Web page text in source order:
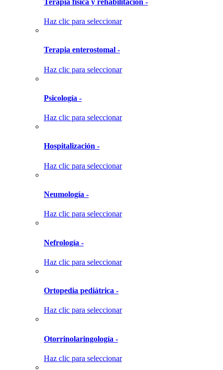
Haz clic para seleccionar
Terapia enterostomal -
Haz clic para seleccionar
Psicología -
Haz clic para seleccionar
Hospitalización -
Haz clic para seleccionar
Neumología -
Haz clic para seleccionar
Nefrología -
Haz clic para seleccionar
Ortopedia pediátrica -
Haz clic para seleccionar
Otorrinolaringología -
Haz clic para seleccionar